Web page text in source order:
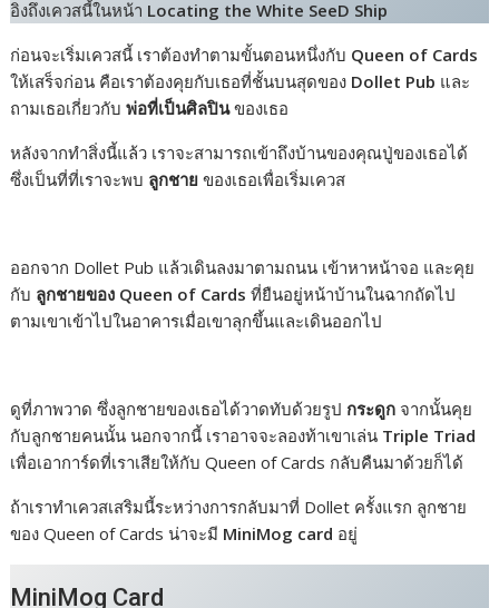
อิงถึงเควสนี้ในหน้า Locating the White SeeD Ship
ก่อนจะเริ่มเควสนี้ เราต้องทำตามขั้นตอนหนึ่งกับ Queen of Cards
ให้เสร็จก่อน คือเราต้องคุยกับเธอที่ชั้นบนสุดของ Dollet Pub และ
ถามเธอเกี่ยวกับพ่อที่เป็นศิลปินของเธอ
หลังจากทำสิ่งนี้แล้ว เราจะสามารถเข้าถึงบ้านของคุณปู่ของเธอได้
ซึ่งเป็นที่ที่เราจะพบ ลูกชาย ของเธอเพื่อเริ่มเควส
ออกจาก Dollet Pub แล้วเดินลงมาตามถนน เข้าหาหน้าจอ และคุย
กับ ลูกชายของ Queen of Cards ที่ยืนอยู่หน้าบ้านในฉากถัดไป
ตามเขาเข้าไปในอาคารเมื่อเขาลุกขึ้นและเดินออกไป
ดูที่ภาพวาด ซึ่งลูกชายของเธอได้วาดทับด้วยรูป กระดูก จากนั้นคุย
กับลูกชายคนนั้น นอกจากนี้ เราอาจจะลองท้าเขาเล่น Triple Triad
เพื่อเอาการ์ดที่เราเสียให้กับ Queen of Cards กลับคืนมาด้วยก็ได้
ถ้าเราทำเควสเสริมนี้ระหว่างการกลับมาที่ Dollet ครั้งแรก ลูกชาย
ของ Queen of Cards น่าจะมี MiniMog card อยู่
MiniMog Card